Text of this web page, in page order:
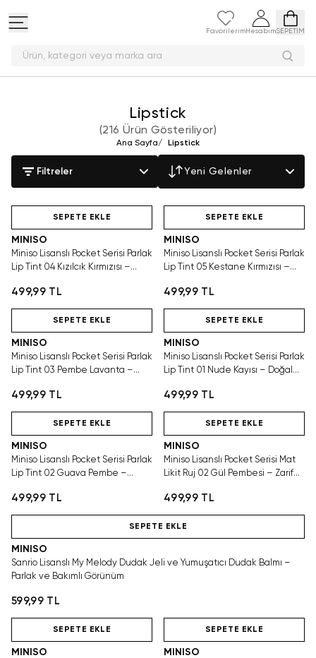
Favorilerim HesabımSEPETİM
Ürün, kategori veya mark
Lipstick
(216 Ürün Gösteriliyor)
Ana Sayfa/ Lipstick
Filtreler Yeni Gelenler
SEPETE EKLE
MINISO
Miniso Lisanslı Pocket Serisi Parlak
Lip Tint 04 Kızılcık Kırmızısı –
499,99 TL
SEPETE EKLE
MINISO
Miniso Lisanslı Pocket Serisi Parlak
Lip Tint 05 Kestane Kırmızısı –
499,99 TL
SEPETE EKLE
MINISO
Miniso Lisanslı Pocket Serisi Parlak
Lip Tint 03 Pembe Lavanta –
499,99 TL
SEPETE EKLE
MINISO
Miniso Lisanslı Pocket Serisi Parlak
Lip Tint 01 Nude Kayısı – Doğal
499,99 TL
SEPETE EKLE
MINISO
Miniso Lisanslı Pocket Serisi Parlak
Lip Tint 02 Guava Pembe –
499,99 TL
SEPETE EKLE
MINISO
Miniso Lisanslı Pocket Serisi Mat
Likit Ruj 02 Gül Pembesi – Zarif
499,99 TL
SEPETE EKLE
MINISO
Sanrio Lisanslı My Melody Dudak Jeli ve Yumuşatıcı Dudak Balmı –
Parlak ve Bakımlı Görünüm
599,99 TL
SEPETE EKLE
MINISO
SEPETE EKLE
MINISO